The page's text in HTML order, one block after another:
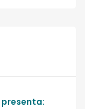
presenta: